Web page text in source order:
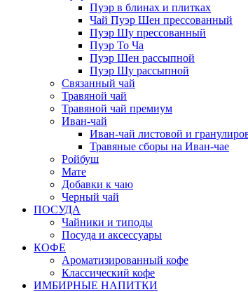
Пуэр в блинах и плитках
Чай Пуэр Шен прессованный
Пуэр Шу прессованный
Пуэр То Ча
Пуэр Шен рассыпной
Пуэр Шу рассыпной
Связанный чай
Травяной чай
Травяной чай премиум
Иван-чай
Иван-чай листовой и
Травяные сборы на Иван-чае
Ройбуш
Мате
Добавки к чаю
Черный чай
ПОСУДА
Чайники и типоды
Посуда и аксессуары
КОФЕ
Ароматизированный кофе
Классический кофе
ИМБИРНЫЕ НАПИТКИ